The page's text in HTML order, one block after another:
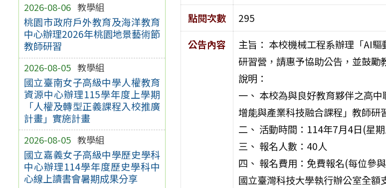
2026-08-06 教學組
桃園市政府戶外教育及海洋教育
中心辦理2026年桃園地景藝術節
教師研習
2026-08-05 教學組
國立臺南女子高級中學人權教育
資源中心辦理115學年度上學期
「人權及轉型正義課程入校推廣
計畫」實施計畫
2026-08-05 教學組
國立嘉義女子高級中學歷史學科
中心辦理114學年度歷史學科中
心線上讀書會暑期成果分享
點閱次數
295
公告內容
主旨： 本校機械工程系辦理「AI
研習營，請惠予協助公告，並鼓勵
說明：
一、 本校為與良好教育夥伴之高
增能與產業科技融合課程」教師研
二、 活動時間：114年7月4日(星
三、 報名人數：40人
四、 報名費用：免費報名(每位參
國立臺灣科技大學執行辦公室全額